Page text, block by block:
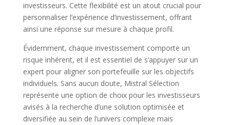
investisseurs. Cette flexibilité est un atout crucial pour
personnaliser l’expérience d’investissement, offrant
ainsi une réponse sur mesure à chaque profil.
Évidemment, chaque investissement comporte un
risque inhérent, et il est essentiel de s’appuyer sur un
expert pour aligner son portefeuille sur les objectifs
individuels. Sans aucun doute, Mistral Sélection
représente une option de choix pour les investisseurs
avisés à la recherche d’une solution optimisée et
diversifiée au sein de l’univers complexe mais